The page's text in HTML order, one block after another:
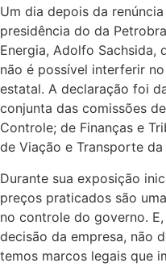
Um dia depois da
presidência do da
Energia, Adolfo Sachsida,
não é possível interferir
estatal. A declaração foi
conjunta das comissões
Controle; de Finanças e
de Viação e Transporte
Durante sua exposição
preços praticados são
no controle do governo.
decisão da empresa, não
temos marcos legais que